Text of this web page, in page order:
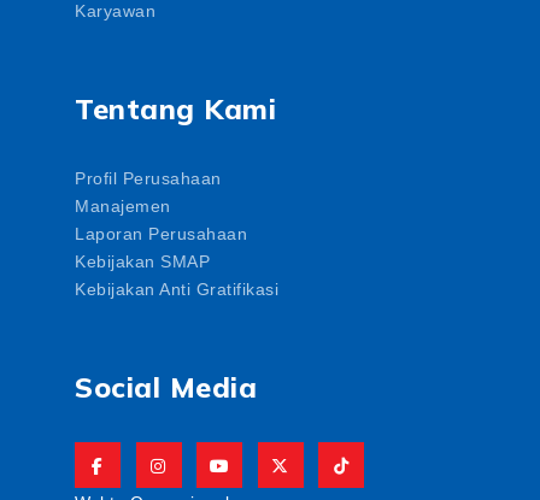
Karyawan
Tentang Kami
Profil Perusahaan
Manajemen
Laporan Perusahaan
Kebijakan SMAP
Kebijakan Anti Gratifikasi
Social Media